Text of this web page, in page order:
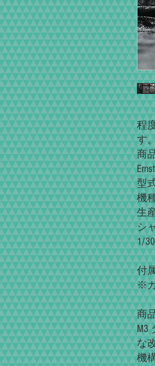
程
す
商
型
機
生
シ
1/
付
※
商
M3
な
機